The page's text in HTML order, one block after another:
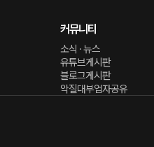
커뮤니티
소식 · 뉴스
유튜브게시판
블로그게시판
악질대부업자공유